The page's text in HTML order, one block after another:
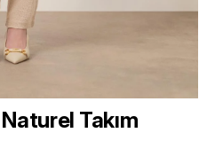
Takım